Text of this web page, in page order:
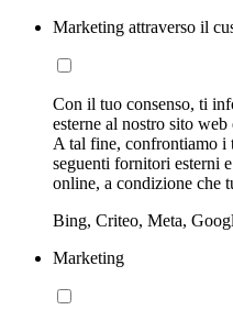
Marketing attraverso il
Con il tuo consenso, ti
esterne al nostro sito
A tal fine, confrontiamo i
seguenti fornitori esterni
online, a condizione che
Bing, Criteo, Meta,
Marketing